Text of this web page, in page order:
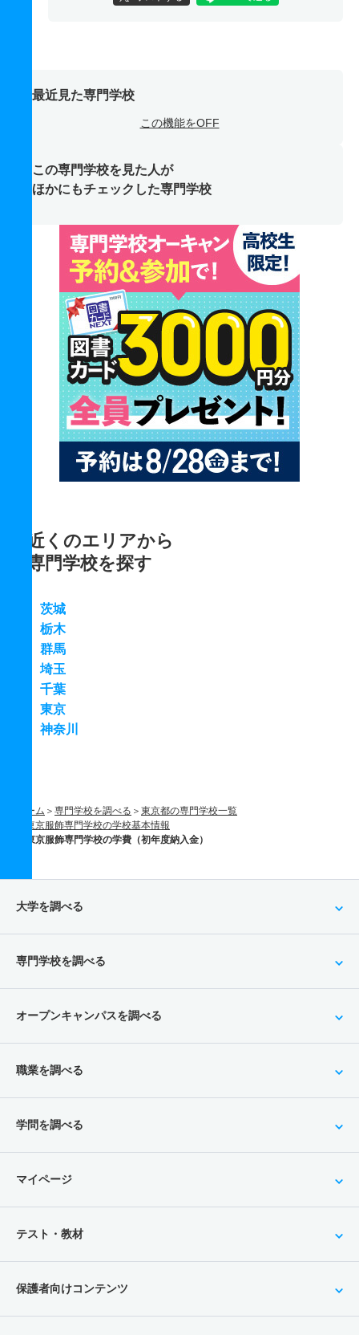
最近見た専門学校
この機能をOFF
この専門学校を見た人が
ほかにもチェックした専門学校
近くのエリアから
専門学校を探す
茨城
栃木
群馬
埼玉
千葉
東京
神奈川
ホーム 専門学校を調べる
東京都の専門学校一覧
東京服飾専門学校の学校基本情報
東京服飾専門学校の学費（初年度納入金）
大学を調べる
専門学校を調べる
オープンキャンパスを調べる
職業を調べる
学問を調べる
マイページ
テスト・教材
保護者向けコンテンツ